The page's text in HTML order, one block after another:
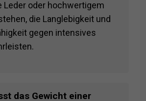
Leder oder hochwertigem
die Langlebigkeit und
gegen intensives
das Gewicht einer